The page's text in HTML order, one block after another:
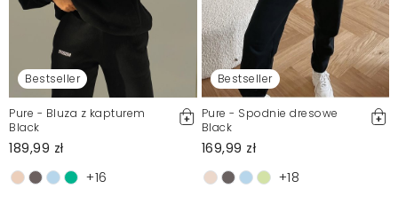
Bestseller
Pure - Bluza z kapturem
Black
189,99 zł
+16
Bestseller
Pure - Spodnie dresowe
Black
169,99 zł
+18